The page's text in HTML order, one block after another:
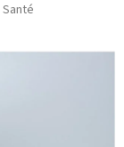
Santé